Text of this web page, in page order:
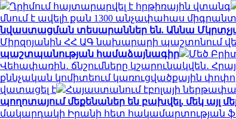
Ղրիմում հայտարարվել է հրթիռային վտանգ
մնում է ավելի քան 1300 անչափահաս միգրանտ
նվաստացման տեսարաններ են. Աննա
Միրզոյանին ՀՀ ԱԳ նախարարի պաշտոնում
պաշտպանության համաձայնագիր
Մեծ
Վեհափառին․ ճնշումները կշարունակվեն․
քննչական կոմիտեում կառուցվածքային
վատացել է
Հայաստանում էբոլայի
պողոտայում մեքենաներ են բախվել, մեկ այլ
մակարդակի Իրանի հետ հակամարտության